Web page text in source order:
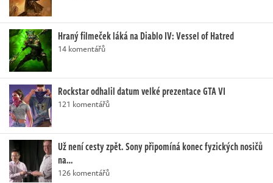
Hraný filmeček láká na Diablo IV: Vessel of Hatred
14 komentářů
Rockstar odhalil datum velké prezentace GTA VI
121 komentářů
Už není cesty zpět. Sony připomíná konec fyzických nosičů
na…
126 komentářů